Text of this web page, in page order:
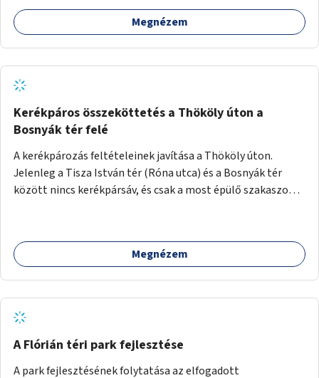
Megnézem
Kerékpáros összeköttetés a Thököly úton a
Bosnyák tér felé
A kerékpározás feltételeinek javítása a Thököly úton.
Jelenleg a Tisza István tér (Róna utca) és a Bosnyák tér
között nincs kerékpársáv, és csak a most épülő szakaszon
Megnézem
A Flórián téri park fejlesztése
A park fejlesztésének folytatása az elfogadott